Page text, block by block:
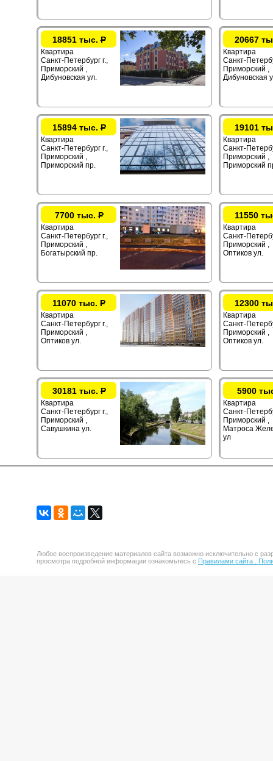
18851 тыс.Р
Квартира
Санкт-Петербург г.,
Приморский ,
Дибуновская ул.
20667
Квартира
Санкт-
Приморский ,
Дибуновская
15894 тыс.Р
Квартира
Санкт-Петербург г.,
Приморский ,
Приморский пр.
19101
Квартира
Санкт-
Приморский ,
Приморский
7700 тыс.Р
Квартира
Санкт-Петербург г.,
Приморский ,
Богатырский пр.
11550
Квартира
Санкт-
Приморский ,
Оптиков ул.
11070 тыс. Р
Квартира
Санкт-Петербург г.,
Приморский ,
Оптиков ул.
12300
Квартира
Санкт-
Приморский ,
Оптиков ул.
30181 тыс.Р
Квартира
Санкт-Петербург г.,
Приморский ,
Савушкина ул.
5900
Квартира
Санкт-
Приморский ,
Матроса
ул
Любое воспроизведение материалов сайта возможно исключительно с
просмотра подробной информации ознакомьтесь с Правилами сайта .